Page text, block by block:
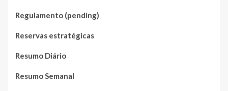
Regulamento (pending)
Reservas estratégicas
Resumo Diário
Resumo Semanal